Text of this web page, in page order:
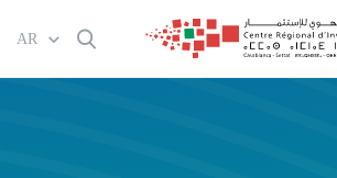
AR